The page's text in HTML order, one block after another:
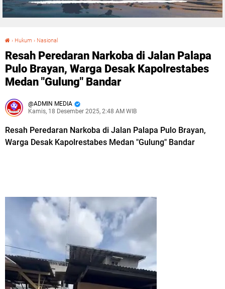
› Hukum › Nasional
Resah Peredaran Narkoba di Jalan Palapa
Pulo Brayan, Warga Desak Kapolrestabes
Medan "Gulung" Bandar
ADMIN MEDIA
Kamis, 18 Desember 2025, 2:48 AM WIB
Resah Peredaran Narkoba di Jalan Palapa Pulo Brayan,
Warga Desak Kapolrestabes Medan "Gulung" Bandar